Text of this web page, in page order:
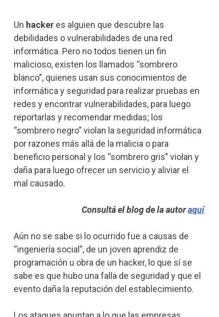
Un hackeres alguien que descubre las
debilidades o vulnerabilidades de una red
informática. Pero no todos tienen un fin
malicioso, existen los llamados “sombrero
blanco”, quienes usan sus conocimientos de
informática y seguridad para realizar pruebas en
redes y encontrar vulnerabilidades, para luego
reportarlas y recomendar medidas; los
“sombrero negro” violan la seguridad informática
por razones más allá de la malicia o para
beneficio personal y los “sombrero gris” violan y
daña para luego ofrecer un servicio y aliviar el
mal causado.
Consultá el blog de la autoraquí
Aún no se sabe si lo ocurrido fue a causas de
“ingeniería social”, de un joven aprendiz de
programación u obra de un hacker, lo que sí se
sabe es que hubo una falla de seguridad y que el
evento daña la reputación del establecimiento.